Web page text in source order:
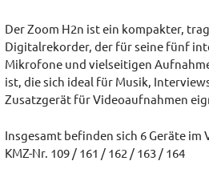
Der Zoom H2n ist ein kompakter,
Digitalrekorder, der für seine fünf
Mikrofone und vielseitigen
ist, die sich ideal für Musik,
Zusatzgerät für Videoaufnahmen
Insgesamt befinden sich 6 Geräte im
KMZ-Nr. 109 / 161 / 162 / 163 / 164